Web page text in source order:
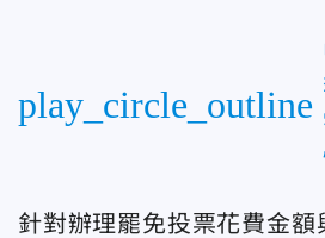
play_circle_outline
針對辦理罷免投票花費金額